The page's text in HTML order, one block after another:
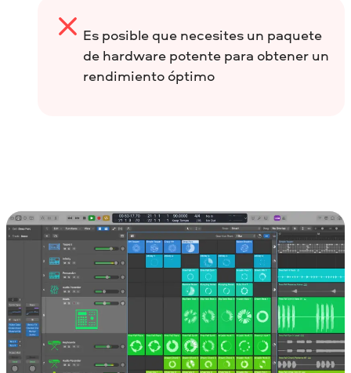
Es posible que necesites un paquete
de hardware potente para obtener un
rendimiento óptimo